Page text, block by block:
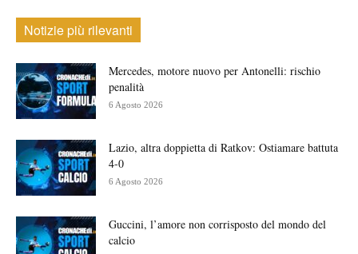
Notizie più rilevanti
Mercedes, motore nuovo per Antonelli: rischio
penalità
6 Agosto 2026
Lazio, altra doppietta di Ratkov: Ostiamare battuta
4-0
6 Agosto 2026
Guccini, l’amore non corrisposto del mondo del
calcio